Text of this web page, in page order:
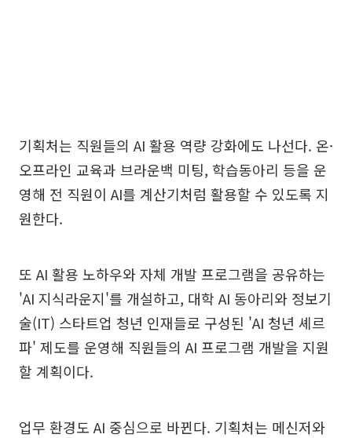
기획처는 직원들의 AI 활용 역량 강화에도 나선다. 온·
오프라인 교육과 브라운백 미팅, 학습동아리 등을 운
영해 전 직원이 AI를 계산기처럼 활용할 수 있도록 지
원한다.
또 AI 활용 노하우와 자체 개발 프로그램을 공유하는
'AI 지식라운지'를 개설하고, 대학 AI 동아리와 정보기
술(IT) 스타트업 청년 인재들로 구성된 'AI 청년 셰르
파' 제도를 운영해 직원들의 AI 프로그램 개발을 지원
할 계획이다.
업무 환경도 AI 중심으로 바뀐다. 기획처는 메신저와